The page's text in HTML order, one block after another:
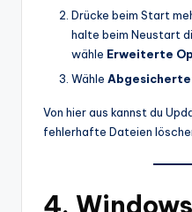
Drücke beim Start
halte beim Neustart
wähle Erweiterte
Wähle
Von hier aus kannst du
fehlerhafte Dateien
4.